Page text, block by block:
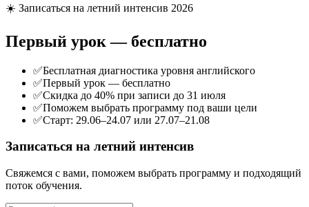
☀️ Записаться на летний интенсив 2026
Первый урок — бесплатно
✅Бесплатная диагностика уровня английского
✅Первый урок — бесплатно
✅Скидка до 40% при записи до 31 июля
✅Поможем выбрать программу под ваши цели
✅Старт: 29.06–24.07 или 27.07–21.08
Записаться на летний интенсив
Свяжемся с вами, поможем выбрать программу и подходящий
поток обучения.